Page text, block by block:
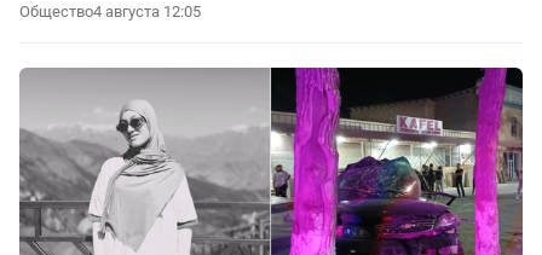
Общество4 августа 12:05